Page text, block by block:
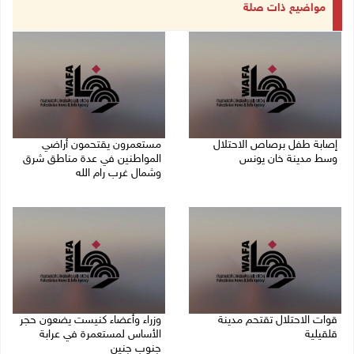
مواضيع ذات صلة
إصابة طفل برصاص الاحتلال
وسط مدينة خان يونس
مستعمرون يقتحمون أراضي
المواطنين في عدة مناطق شرق
وشمال غرب رام الله
قوات الاحتلال تقتحم مدينة
قلقيلية
وزراء وأعضاء كنيست يضعون حجر
الأساس لمستعمرة في عرابة
جنوب جنين